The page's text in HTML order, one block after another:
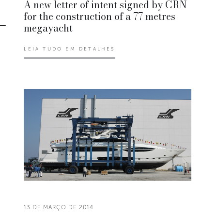
A new letter of intent signed by CRN
for the construction of a 77 metres
megayacht
LEIA TUDO EM DETALHES
13 DE MARÇO DE 2014